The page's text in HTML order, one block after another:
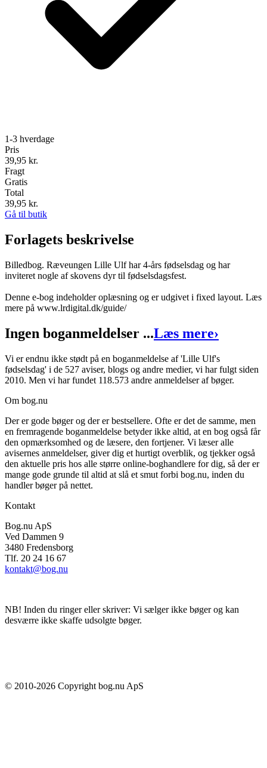
1-3 hverdage
Pris
39,95 kr.
Fragt
Gratis
Total
39,95 kr.
Gå til butik
Forlagets beskrivelse
Billedbog. Ræveungen Lille Ulf har 4-års fødselsdag og har
inviteret nogle af skovens dyr til fødselsdagsfest.
Denne e-bog indeholder oplæsning og er udgivet i fixed layout. Læs
mere på www.lrdigital.dk/guide/
Ingen boganmeldelser ...Læs mere›
Vi er endnu ikke stødt på en boganmeldelse af 'Lille Ulf's
fødselsdag' i de 527 aviser, blogs og andre medier, vi har fulgt siden
2010. Men vi har fundet 118.573 andre anmeldelser af bøger.
Om bog.nu
Der er gode bøger og der er bestsellere. Ofte er det de samme, men
en fremragende boganmeldelse betyder ikke altid, at en bog også får
den opmærksomhed og de læsere, den fortjener. Vi læser alle
avisernes anmeldelser, giver dig et hurtigt overblik, og tjekker også
den aktuelle pris hos alle større online-boghandlere for dig, så der er
mange gode grunde til altid at slå et smut forbi bog.nu, inden du
handler bøger på nettet.
Kontakt
Bog.nu ApS
Ved Dammen 9
3480 Fredensborg
Tlf. 20 24 16 67
kontakt@bog.nu
NB! Inden du ringer eller skriver: Vi sælger ikke bøger og kan
desværre ikke skaffe udsolgte bøger.
© 2010-2026 Copyright bog.nu ApS